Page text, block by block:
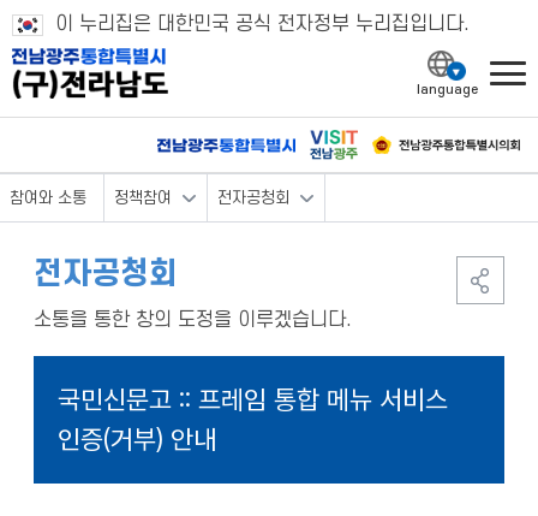
이 누리집은 대한민국 공식 전자정부 누리집입니다.
참여와 소통 정책참여 전자공청회
전자공청회
소통을 통한 창의 도정을 이루겠습니다.